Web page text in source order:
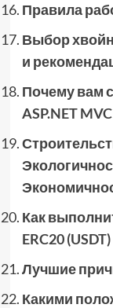
Правила
Выбор
и
Почему вам
ASP.NET
Как
ERC20
Лучшие
Какими